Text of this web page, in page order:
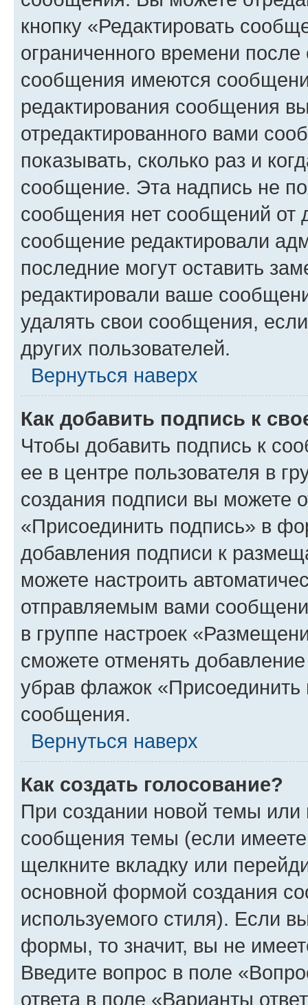
кнопку «Редактировать
ограниченного времени
сообщения имеются
редактирования сообщения
отредактированного вами
показывать, сколько раз и
сообщение. Эта надпись не
сообщения нет сообщений от
сообщение редактировали
последние могут оставить
редактировали ваше
удалять свои сообщения,
других пользователей.
Вернуться наверх
Как добавить подпись к
Чтобы добавить подпись к
ее в центре пользователя в
создания подписи вы можете
«Присоединить подпись» в
добавления подписи к
можете настроить
отправляемым вами
в группе настроек
сможете отменять
убрав флажок
сообщения.
Вернуться наверх
Как создать голосование?
При создании новой темы или
сообщения темы (если
щелкните вкладку или
основной формой создания
используемого стиля). Если
формы, то значит, вы не
Введите вопрос в поле
ответа в поле «Варианты